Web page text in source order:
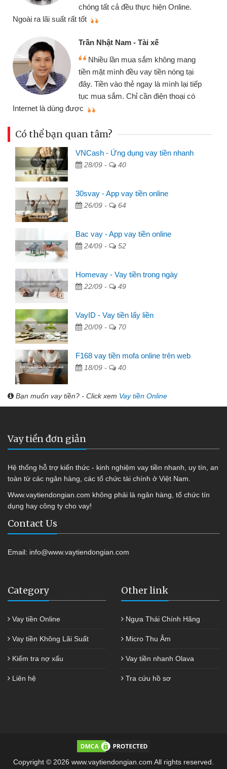
chóng tất cả đều thực hiện Online.
Ngoài ra lãi suất rất tốt
Trần Nhật Nam - Tài xế
Nhiều lần mua sắm không mang
tiền mặt mình đều vay tiền nóng tại
đây. Tiền vào thẻ ngay là mình lại tiếp
tục mua sắm. Chỉ cần điện thoại có
Internet là dùng được
Có thể bạn quan tâm?
VNCash - Ứng dụng vay tiền nhanh
28/09 - 40
30svay - App vay tiền online
26/09 - 64
Bac vay - App vay tiền online
24/09 - 52
Homevay - Vay tiền trong ngày
22/09 - 49
VayID - Vay tiền lấy liền
20/09 - 70
F168 vay tiền mofa online trên web
18/09 - 40
Bạn muốn vay tiền? - Click xem Vay tiền Online
Vay tiền đơn giản
Hệ thống hỗ trợ kiến thức - kinh nghiệm vay tiền nhanh, uy tín, an
toàn từ các ngân hàng, các tổ chức tài chính ở Việt Nam.
Www.vaytiendongian.com không phải là ngân hàng, tổ chức tín
dụng hay công ty cho vay!
Contact Us
Email: info@www.vaytiendongian.com
Category
Vay tiền Online
Vay tiền Không Lãi Suất
Kiểm tra nợ xấu
Liên hệ
Other link
Ngựa Thái Chính Hãng
Micro Thu Âm
Vay tiền nhanh Olava
Tra cứu hồ sơ
Copyright © 2026 www.vaytiendongian.com All rights reserved.